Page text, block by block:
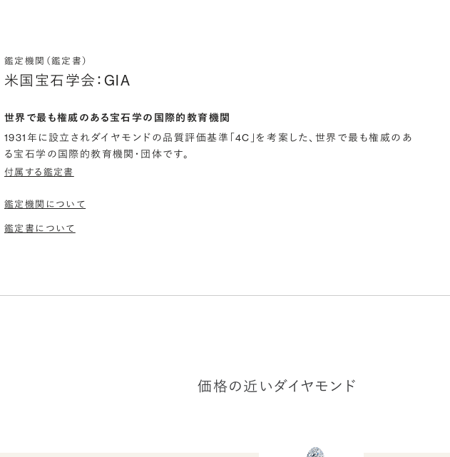
鑑定機関（鑑定書）
米国宝石学会：GIA
世界で最も権威のある宝石学の国際的教育機関
1931年に設立されダイヤモンドの品質評価基準「4C」を考案した、世界で最も権威のあ
る宝石学の国際的教育機関・団体です。
付属する鑑定書
鑑定機関について
鑑定書について
価格の近いダイヤモンド